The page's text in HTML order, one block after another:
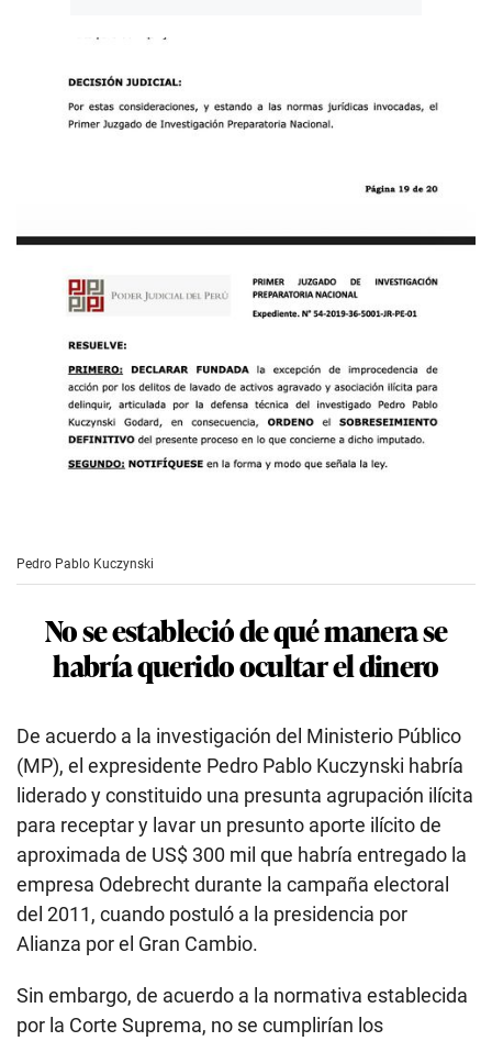
Pedro Pablo Kuczynski
No se estableció de qué manera se
habría querido ocultar el dinero
De acuerdo a la investigación del Ministerio Público
(MP), el expresidente Pedro Pablo Kuczynski habría
liderado y constituido una presunta agrupación ilícita
para receptar y lavar un presunto aporte ilícito de
aproximada de US$ 300 mil que habría entregado la
empresa Odebrecht durante la campaña electoral
del 2011, cuando postuló a la presidencia por
Alianza por el Gran Cambio.
Sin embargo, de acuerdo a la normativa establecida
por la Corte Suprema, no se cumplirían los